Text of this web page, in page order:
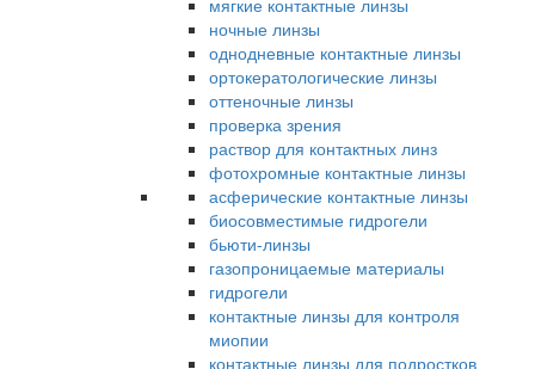
мягкие контактные линзы
ночные линзы
однодневные контактные линзы
ортокератологические линзы
оттеночные линзы
проверка зрения
раствор для контактных линз
фотохромные контактные линзы
асферические контактные линзы
биосовместимые гидрогели
бьюти-линзы
газопроницаемые материалы
гидрогели
контактные линзы для контроля
миопии
контактные линзы для подростков